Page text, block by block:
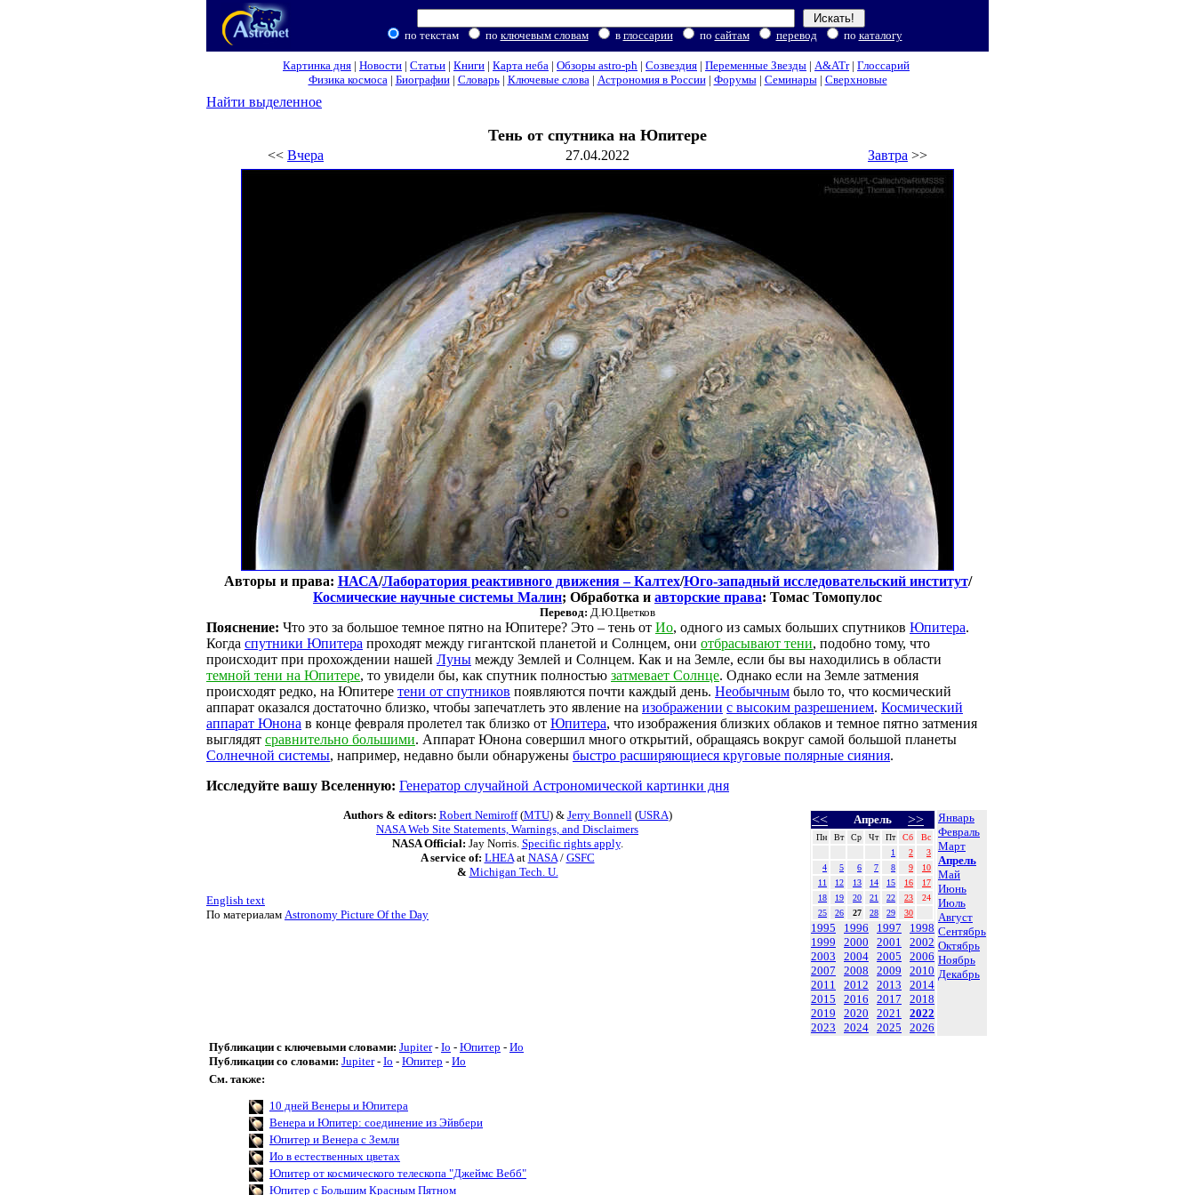
по текстам по ключевым словам в глоссарии по сайтам перевод по каталогу
Картинка дня | Новости | Статьи | Книги | Карта неба | Обзоры astro-ph | Созвездия | Переменные Звезды | A&ATr| Глоссарий
Физика космоса| Биографии| Словарь| Ключевые слова| Астрономия в России| Форумы| Семинары| Сверхновые
Найти выделенное
Тень от спутника на Юпитере
<< Вчера 27.04.2022 Завтра >>
Авторы и права: НАСА/Лаборатория реактивного движения – Калтех/Юго-западный исследовательский институт/
Космические научные системы Малин; Обработка и авторские права: Томас Томопулос
Перевод: Д.Ю.Цветков
Пояснение: Что это за большое темное пятно на Юпитере? Это – тень от Ио, одного из самых больших спутников Юпитера.
Когда спутники Юпитера проходят между гигантской планетой и Солнцем, они отбрасывают тени, подобно тому, что
происходит при прохождении нашей Луны между Землей и Солнцем. Как и на Земле, если бы вы находились в области
темной тени на Юпитере, то увидели бы, как спутник полностью затмевает Солнце. Однако если на Земле затмения
происходят редко, на Юпитере тени от спутников появляются почти каждый день. Необычным было то, что космический
аппарат оказался достаточно близко, чтобы запечатлеть это явление на изображении с высоким разрешением. Космический
аппарат Юнона в конце февраля пролетел так близко от Юпитера, что изображения близких облаков и темное пятно затмения
выглядят сравнительно большими. Аппарат Юнона совершил много открытий, обращаясь вокруг самой большой планеты
Солнечной системы, например, недавно были обнаружены быстро расширяющиеся круговые полярные сияния.
Исследуйте вашу Вселенную: Генератор случайной Астрономической картинки дня
<< Апрель >>
Пн Вт Ср Чт Пт Сб
Вс
1
2
3
4
5 6 7 8 9
10
11
12 13 14 15 16
17
18
19 20 21 22 23
24
25
26 27 28 29 30
1995 1996 1997
1998
1999
2000 2001
2002
2003
2004 2005
2006
2007
2008 2009
2010
2011
2012 2013
2014
2015
2016 2017
2018
2019
2020 2021
2022
2023
2024 2025 2026
Январь
Февраль
Март
Апрель
Май
Июнь
Июль
Август
Сентябрь
Октябрь
Ноябрь
Декабрь
Authors & editors: Robert Nemiroff(MTU) & Jerry Bonnell(USRA)
NASA Web Site Statements, Warnings, and Disclaimers
NASA Official: Jay Norris. Specific rights apply.
A service of: LHEAat NASA/ GSFC
& Michigan Tech. U.
English text
По материалам Astronomy Picture Of the Day
Публикации с ключевыми словами: Jupiter- Io - Юпитер - Ио
Публикации со словами: Jupiter- Io - Юпитер - Ио
См. также:
10 дней Венеры и Юпитера
Венера и Юпитер: соединение из Эйвбери
Юпитер и Венера с Земли
Ио в естественных цветах
Юпитер от космического телескопа "Джеймс Вебб"
Юпитер с Большим Красным Пятном